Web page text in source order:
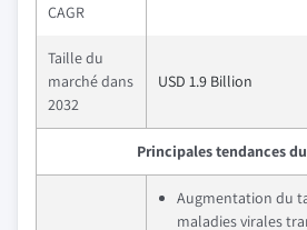
CAGR
Taille du
marché dans
2032
USD 1.9 Billion
Principales tendances
Augmentation du
maladies virales